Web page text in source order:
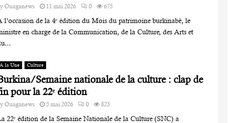
Ouaganews 11 mai 2026 0 675
l’occasion de la 4ᵉ édition du Mois du patrimoine burkinabè, le
en charge de la Communication, de la Culture, des Arts et
A la Une Culture
Semaine nationale de la culture : clap de
pour la 22ᵉ édition
Ouaganews 3 mai 2026 0 823
22ᵉ édition de la Semaine Nationale de la Culture (SNC) a